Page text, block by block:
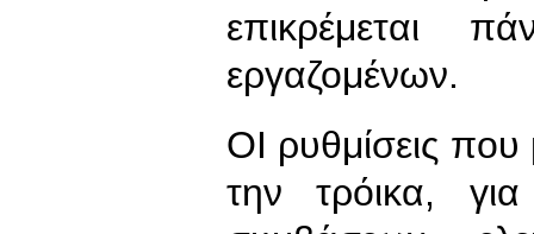
επικρέμεται
εργαζομένων.
ΟΙ ρυθμίσεις
την τρόικα,